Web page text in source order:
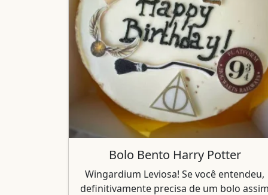
Bolo Bento Harry Potter
Wingardium Leviosa! Se você entendeu,
definitivamente precisa de um bolo